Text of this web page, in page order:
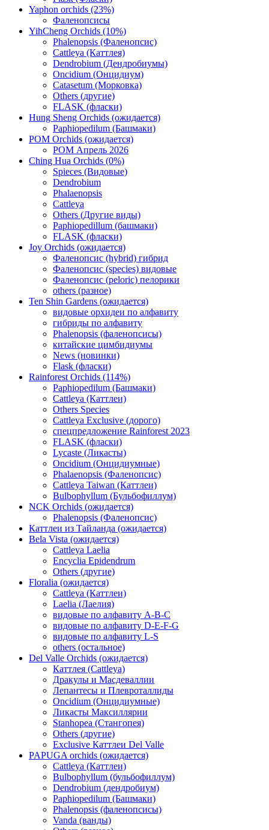
Yaphon orchids (23%)
Фаленопсисы
YihCheng Orchids (10%)
Phalenopsis (Фаленопсис)
Cattleya (Каттлея)
Dendrobium (Дендробиумы)
Oncidium (Онцидиум)
Catasetum (Морковка)
Others (другие)
FLASK (фласки)
Hung Sheng Orchids (ожидается)
Paphiopedilum (Башмаки)
POM Orchids (ожидается)
POM Апрель 2026
Ching Hua Orchids (0%)
Spieces (Видовые)
Dendrobium
Phalaenopsis
Cattleya
Others (Другие виды)
Paphiopedillum (башмаки)
FLASK (фласки)
Joy Orchids (ожидается)
Фаленопсис (hybrid) гибрид
Фаленопсис (species) видовые
Фаленопсис (peloric) пелорики
others (разное)
Ten Shin Gardens (ожидается)
видовые орхидеи по алфавиту
гибриды по алфавиту
Phalenopsis (фаленопсисы)
китайские цимбидиумы
News (новинки)
Flask (фласки)
Rainforest Orchids (114%)
Paphiopedilum (Башмаки)
Cattleya (Каттлеи)
Others Species
Cattleya Exclusive (дорого)
спецпредложение Rainforest 2023
FLASK (фласки)
Lycaste (Ликасты)
Oncidium (Онцидиумные)
Phalaenopsis (Фаленопсис)
Cattleya Taiwan (Каттлеи)
Bulbophyllum (Бульбофиллум)
NCK Orchids (ожидается)
Phalenopsis (Фаленопсис)
Каттлеи из Тайланда (ожидается)
Bela Vista (ожидается)
Cattleya Laelia
Encyclia Epidendrum
Others (другие)
Floralia (ожидается)
Cattleya (Каттлеи)
Laelia (Лаелия)
видовые по алфавиту A-B-C
видовые по алфавиту D-E-F-G
видовые по алфавиту L-S
others (остальное)
Del Valle Orchids (ожидается)
Каттлея (Cattleya)
Дракулы и Масдеваллии
Лепантесы и Плевроталлиды
Oncidium (Онцидиумные)
Ликасты Максиллярии
Stanhopea (Стангопея)
Others (другие)
Exclusive Каттлеи Del Valle
PAPUGA orchids (ожидается)
Cattleya (Каттлеи)
Bulbophyllum (бульбофиллум)
Dendrobium (дендробиум)
Paphiopedilum (Башмаки)
Phalenopsis (фаленопсисы)
Vanda (ванды)